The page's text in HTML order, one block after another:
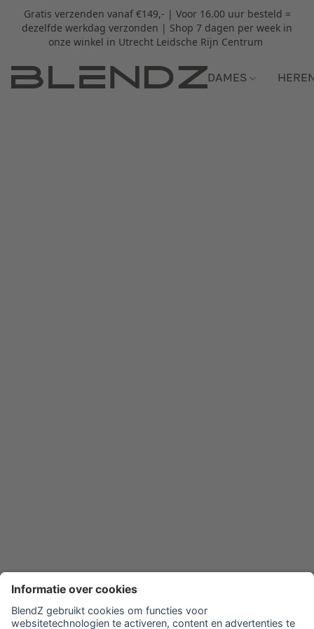
Gratis verzenden vanaf €149,- | Voor 16.00 uur besteld =
dezelfde werkdag verzonden | Shop 7 dagen per week in
onze winkel in Utrecht Leidsche Rijn Centrum
DAMES